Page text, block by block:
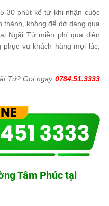
30 phút kể từ khi nhận cuộc
thành, không để dở dang qua
Ngãi Tứ miễn phí qua điện
vụ khách hàng mọi lúc,
Tứ? Gọi ngay 0784.51.3333
Tâm Phúc tại